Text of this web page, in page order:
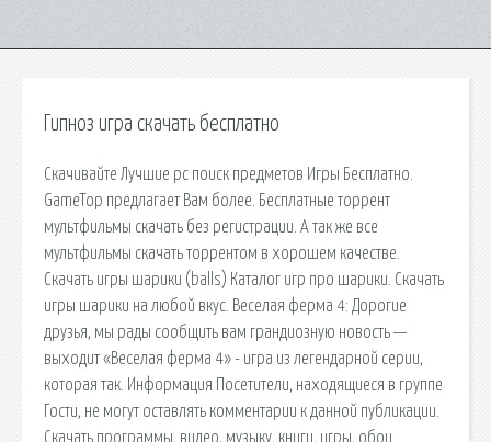
Гипноз игра скачать бесплатно
Скачивайте Лучшие pc поиск предметов Игры Бесплатно.
GameTop предлагает Вам более. Бесплатные торрент
мультфильмы скачать без регистрации. А так же все
мультфильмы скачать торрентом в хорошем качестве.
Скачать игры шарики (balls) Каталог игр про шарики. Скачать
игры шарики на любой вкус. Веселая ферма 4: Дорогие
друзья, мы рады сообщить вам грандиозную новость —
выходит «Веселая ферма 4» - игра из легендарной серии,
которая так. Информация Посетители, находящиеся в группе
Гости, не могут оставлять комментарии к данной публикации.
Скачать программы, видео, музыку, книги, игры, обои